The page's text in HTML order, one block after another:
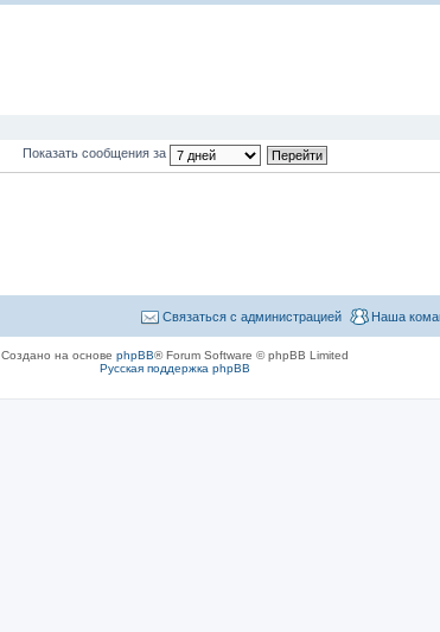
Показать сообщения за
Наша
Связаться с администрацией
Создано на основе phpBB® Forum Software © phpBB Limited
Русская поддержка phpBB